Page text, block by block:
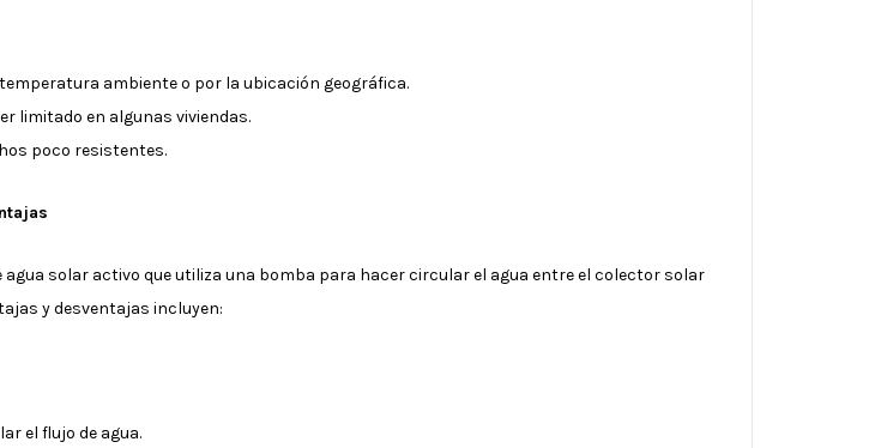
ambiente o por la ubicación geográfica.
limitado en algunas viviendas.
poco resistentes.
solar activo que utiliza una bomba para hacer circular el agua entre el colector solar
y desventajas incluyen:
el flujo de agua.